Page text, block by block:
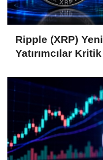
Ripple (XRP)
Yatırımcılar